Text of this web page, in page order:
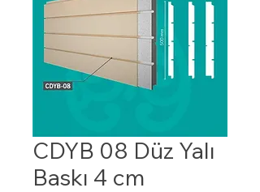
CDYB 08 Düz Yalı
Baskı 4 cm